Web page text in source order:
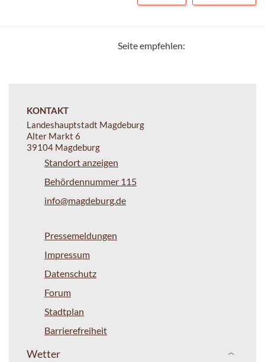
Seite empfehlen:
KONTAKT
Landeshauptstadt Magdeburg
Alter Markt 6
39104 Magdeburg
Standort anzeigen
Behördennummer 115
info@magdeburg.de
Pressemeldungen
Impressum
Datenschutz
Forum
Stadtplan
Barrierefreiheit
Wetter